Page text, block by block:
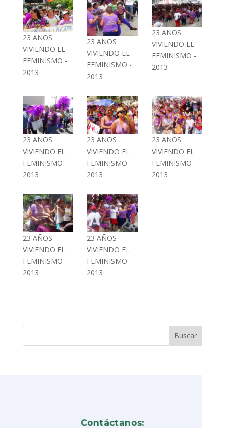
23 AÑOS
VIVIENDO EL
FEMINISMO -
2013
23 AÑOS
VIVIENDO EL
FEMINISMO -
2013
23 AÑOS
VIVIENDO EL
FEMINISMO -
2013
23 AÑOS
VIVIENDO EL
FEMINISMO -
2013
23 AÑOS
VIVIENDO EL
FEMINISMO -
2013
23 AÑOS
VIVIENDO EL
FEMINISMO -
2013
23 AÑOS
VIVIENDO EL
FEMINISMO -
2013
23 AÑOS
VIVIENDO EL
FEMINISMO -
2013
Contáctanos: